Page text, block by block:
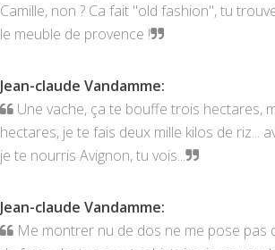
Camille, non ? Ca fait "old fashion", tu
le meuble de provence !
Jean-claude Vandamme:
Une vache, ça te bouffe trois hectares,
hectares, je te fais deux mille kilos de riz...
je te nourris Avignon, tu vois...
Jean-claude Vandamme:
Me montrer nu de dos ne me pose pas